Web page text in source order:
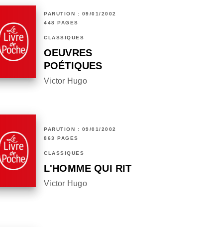
PARUTION : 09/01/2002
448 PAGES
CLASSIQUES
OEUVRES
POÉTIQUES
Victor Hugo
PARUTION : 09/01/2002
863 PAGES
CLASSIQUES
L'HOMME QUI RIT
Victor Hugo